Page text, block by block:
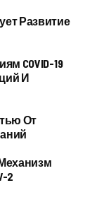
Развитие
COVID-19
И
От
2